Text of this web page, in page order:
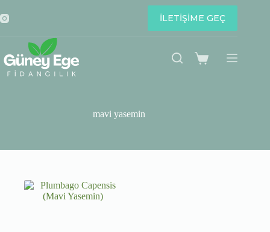
to
content
İLETİŞİME GEÇ
Shopping
mavi yasemin